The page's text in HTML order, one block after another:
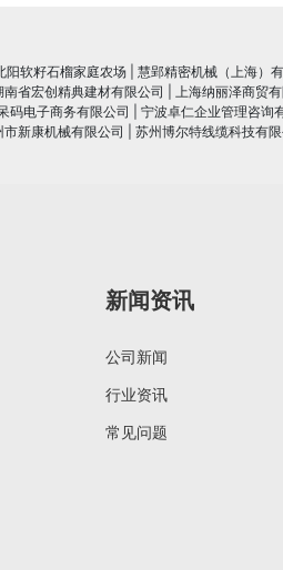
阳软籽石榴家庭农场 慧郢精密机械（上海）
南省宏创精典建材有限公司 上海纳丽泽商贸
码电子商务有限公司 宁波卓仁企业管理咨询
市新康机械有限公司 苏州博尔特线缆科技有限
新闻资讯
公司新闻
行业资讯
常见问题